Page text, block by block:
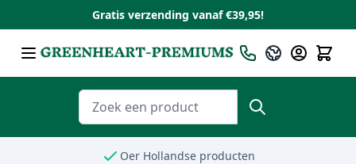
Gratis verzending vanaf €39,95!
Taal
Nederlands
Zoeken
Oer Hollandse producten